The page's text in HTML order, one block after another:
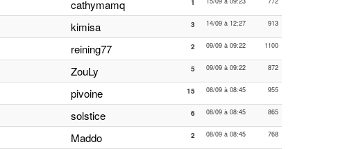
cathymamq 1
kimisa 3 14/09 à 12:27 913
reining77 2 09/09 à 09:22 1100
ZouLy 5 09/09 à 09:22 872
pivoine 15 08/09 à 08:45 955
solstice 6 08/09 à 08:45 865
Maddo 2 08/09 à 08:45 768